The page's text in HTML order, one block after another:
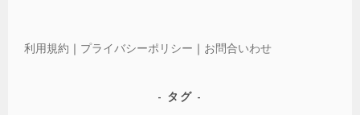
利用規約 ｜ プライバシーポリシー ｜ お問合いわせ
タグ